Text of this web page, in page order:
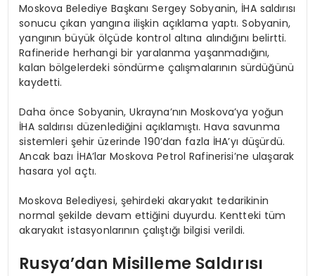
Moskova Belediye Başkanı Sergey Sobyanin, İHA saldırısı
sonucu çıkan yangına ilişkin açıklama yaptı. Sobyanin,
yangının büyük ölçüde kontrol altına alındığını belirtti.
Rafineride herhangi bir yaralanma yaşanmadığını,
kalan bölgelerdeki söndürme çalışmalarının sürdüğünü
kaydetti.
Daha önce Sobyanin, Ukrayna’nın Moskova’ya yoğun
İHA saldırısı düzenlediğini açıklamıştı. Hava savunma
sistemleri şehir üzerinde 190’dan fazla İHA’yı düşürdü.
Ancak bazı İHA’lar Moskova Petrol Rafinerisi’ne ulaşarak
hasara yol açtı.
Moskova Belediyesi, şehirdeki akaryakıt tedarikinin
normal şekilde devam ettiğini duyurdu. Kentteki tüm
akaryakıt istasyonlarının çalıştığı bilgisi verildi.
Rusya’dan Misilleme Saldırısı